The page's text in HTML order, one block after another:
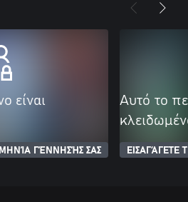
είναι
ΓΈΝΝΗΣΉΣ ΣΑΣ
Αυτό το